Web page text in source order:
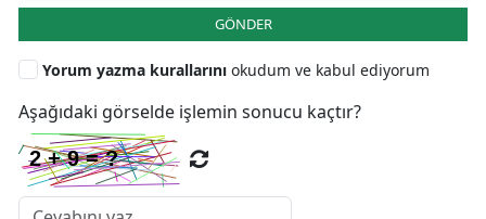
GÖNDER
Yorum yazma kurallarını okudum ve kabul ediyorum
Aşağıdaki görselde işlemin sonucu kaçtır?